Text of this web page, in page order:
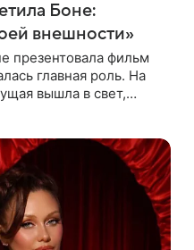
Боне:
внешности»
презентовала фильм
главная роль. На
вышла в свет,